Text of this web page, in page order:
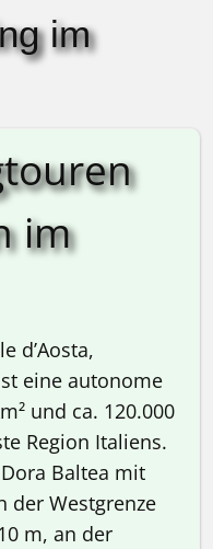
im
im
d’Aosta,
eine autonome
und ca. 120.000
Region Italiens.
Baltea mit
der Westgrenze
m, an der